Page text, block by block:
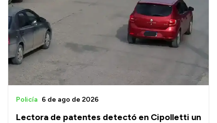
Transparencia
Presupuesto
Boletín Oficial
Compras y licitaciones
Consulta de expedientes
Consulta de pago a proveedores
Lectora de patentes detectó en Cipolletti un
Policía 6 de ago de 2026